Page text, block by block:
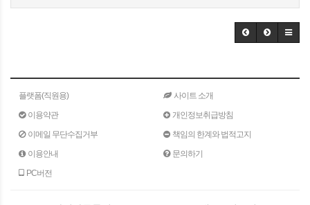
플랫폼(직원용)
사이트 소개
이용약관
개인정보취급방침
이메일 무단수집거부
책임의 한계와 법적고지
이용안내
문의하기
PC버전